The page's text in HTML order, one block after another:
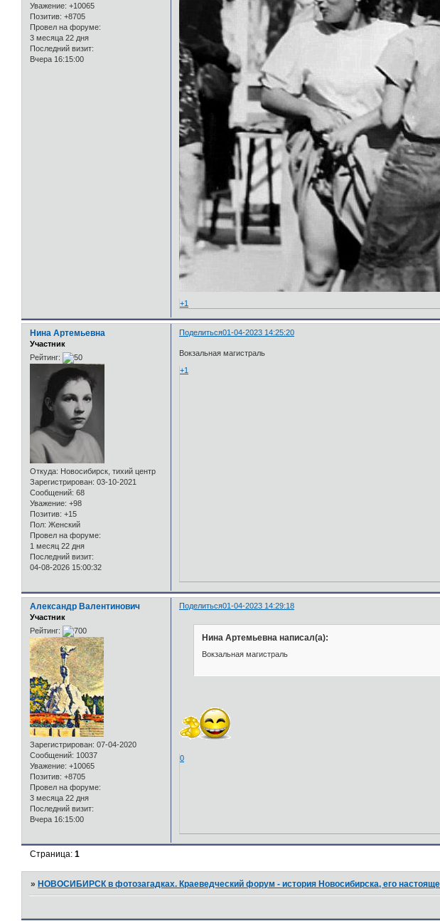
Уважение: +10065
Позитив: +8705
Провел на форуме:
3 месяца 22 дня
Последний визит:
Вчера 16:15:00
+1
Поделиться01-04-2023 14:25:20
Нина Артемьевна
Участник
Рейтинг:
Откуда: Новосибирск, тихий центр
Зарегистрирован: 03-10-2021
Сообщений: 68
Уважение: +98
Позитив: +15
Пол: Женский
Провел на форуме:
1 месяц 22 дня
Последний визит:
04-08-2026 15:00:32
Вокзальная магистраль
+1
Поделиться01-04-2023 14:29:18
Александр Валентинович
Участник
Рейтинг:
Зарегистрирован: 07-04-2020
Сообщений: 10037
Уважение: +10065
Позитив: +8705
Провел на форуме:
3 месяца 22 дня
Последний визит:
Вчера 16:15:00
Нина Артемьевна написал(а):
Вокзальная магистраль
0
Страница:1
» НОВОСИБИРСК в фотозагадках. Краеведческий форум - история Новосибирска, его